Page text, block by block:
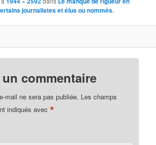
journalistes et élus ou nommés.
commentaire
mail ne sera pas publiée. Les champs
indiqués avec*